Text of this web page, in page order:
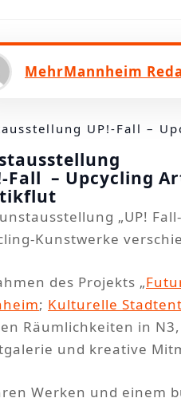
MehrMannheim
UP!-Fall –
Fall – Upcycling
„UP!
Kunstwerke
des Projekts „
; Kulturelle
Räumlichkeiten in
und kreative
Werken und einem